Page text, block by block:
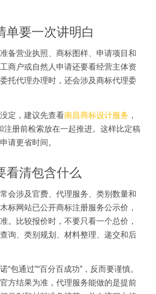
单要一次讲明白
备营业执照、商标图样、申请项目和
商户或自然人申请还要看经营主体资
托代理办理时，还会涉及商标代理委
定，建议先查看南昌商标设计服务 ，
注册前检索放在一起推进。这样比定稿
请更省时间。
看清包含什么
会涉及官费、代理服务、类别数量和
标网站已公开商标注册服务公示价，
。比较报价时，不要只看一个总价，
询、类别规划、材料整理、递交和后
“包通过”“百分百成功”，反而要谨慎。
方结果为准，代理服务能做的是提前